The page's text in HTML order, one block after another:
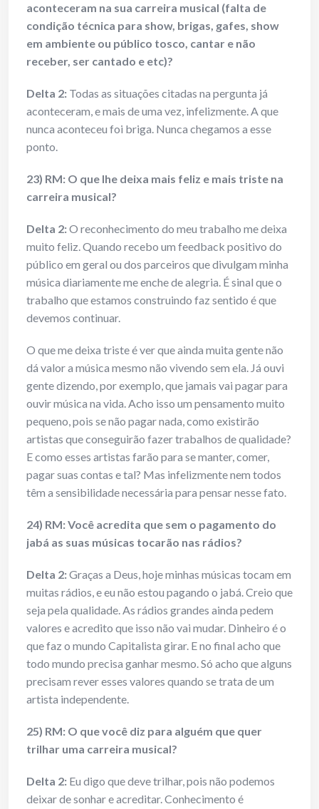
aconteceram na sua carreira musical (falta de
condição técnica para show, brigas, gafes, show
em ambiente ou público tosco, cantar e não
receber, ser cantado e etc)?
Delta 2: Todas as situações citadas na pergunta já
aconteceram, e mais de uma vez, infelizmente. A que
nunca aconteceu foi briga. Nunca chegamos a esse
ponto.
23) RM: O que lhe deixa mais feliz e mais triste na
carreira musical?
Delta 2:O reconhecimento do meu trabalho me deixa
muito feliz. Quando recebo um feedback positivo do
público em geral ou dos parceiros que divulgam minha
música diariamente me enche de alegria. É sinal que o
trabalho que estamos construindo faz sentido é que
devemos continuar.
O que me deixa triste é ver que ainda muita gente não
dá valor a música mesmo não vivendo sem ela. Já ouvi
gente dizendo, por exemplo, que jamais vai pagar para
ouvir música na vida. Acho isso um pensamento muito
pequeno, pois se não pagar nada, como existirão
artistas que conseguirão fazer trabalhos de qualidade?
E como esses artistas farão para se manter, comer,
pagar suas contas e tal? Mas infelizmente nem todos
têm a sensibilidade necessária para pensar nesse fato.
24) RM: Você acredita que sem o pagamento do
jabá as suas músicas tocarão nas rádios?
Delta 2:Graças a Deus, hoje minhas músicas tocam em
muitas rádios, e eu não estou pagando o jabá. Creio que
seja pela qualidade. As rádios grandes ainda pedem
valores e acredito que isso não vai mudar. Dinheiro é o
que faz o mundo Capitalista girar. E no final acho que
todo mundo precisa ganhar mesmo. Só acho que alguns
precisam rever esses valores quando se trata de um
artista independente.
25) RM: O que você diz para alguém que quer
trilhar uma carreira musical?
Delta 2: Eu digo que deve trilhar, pois não podemos
deixar de sonhar e acreditar. Conhecimento é